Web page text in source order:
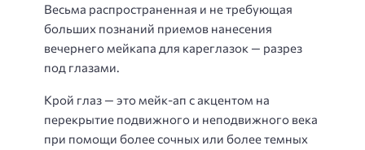
Весьма распространенная и не требующая
больших познаний приемов нанесения
вечернего мейкапа для кареглазок — разрез
под глазами.
Крой глаз — это мейк-ап с акцентом на
перекрытие подвижного и неподвижного века
при помощи более сочных или более темных